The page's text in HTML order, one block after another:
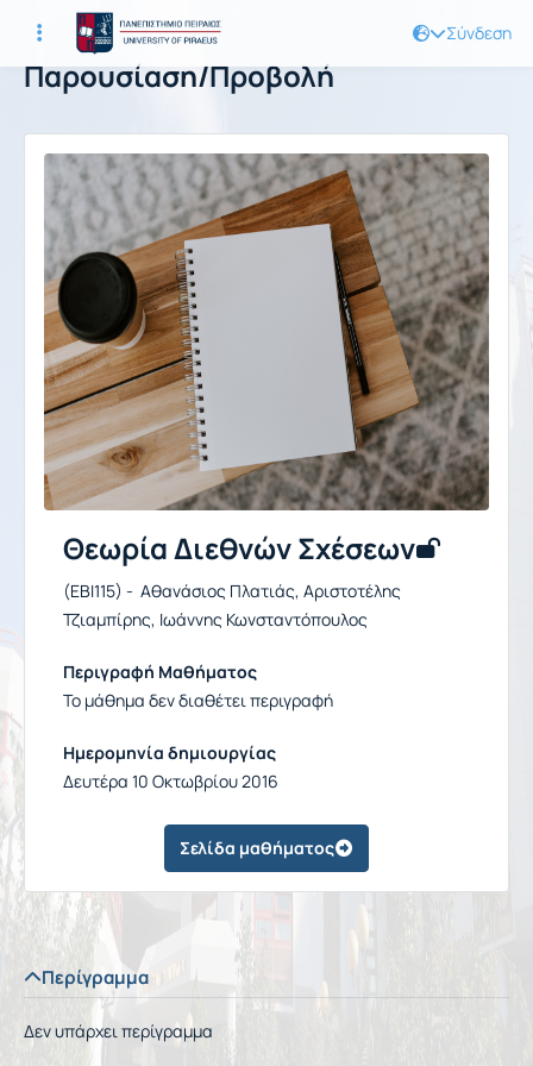
Σύνδεση
Παρουσίαση/Προβολή
Θεωρία Διεθνών Σχέσεων
(EBI115) - Αθανάσιος Πλατιάς, Αριστοτέλης
Τζιαμπίρης, Ιωάννης Κωνσταντόπουλος
Περιγραφή Μαθήματος
Το μάθημα δεν διαθέτει περιγραφή
Ημερομηνία δημιουργίας
Δευτέρα 10 Οκτωβρίου 2016
Σελίδα μαθήματος
Περίγραμμα
Δεν υπάρχει περίγραμμα